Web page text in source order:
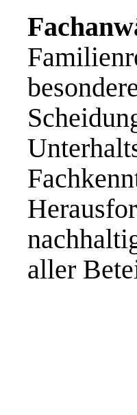
aller